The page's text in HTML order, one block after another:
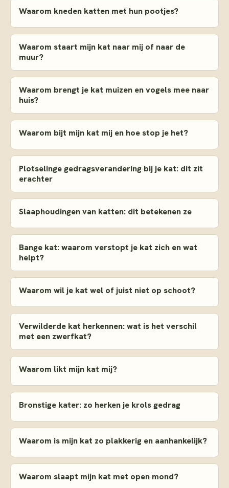
Waarom kneden katten met hun pootjes?
Waarom staart mijn kat naar mij of naar de
muur?
Waarom brengt je kat muizen en vogels mee naar
huis?
Waarom bijt mijn kat mij en hoe stop je het?
Plotselinge gedragsverandering bij je kat: dit zit
erachter
Slaaphoudingen van katten: dit betekenen ze
Bange kat: waarom verstopt je kat zich en wat
helpt?
Waarom wil je kat wel of juist niet op schoot?
Verwilderde kat herkennen: wat is het verschil
met een zwerfkat?
Waarom likt mijn kat mij?
Bronstige kater: zo herken je krols gedrag
Waarom is mijn kat zo plakkerig en aanhankelijk?
Waarom slaapt mijn kat met open mond?